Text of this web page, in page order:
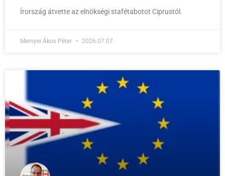
Írország átvette az elnökségi stafétabotot Ciprustól.
Mernyei Ákos Péter 2026.07.07.